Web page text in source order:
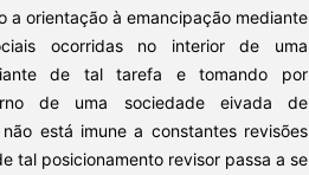
a orientação à emancipação mediante
ocorridas no interior de uma
de tal tarefa e tomando por
de uma sociedade eivada de
está imune a constantes revisões
tal posicionamento revisor passa a se